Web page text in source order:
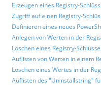
Erzeugen eines Registry-
Zugriff auf einen Registry-
Definieren eines neues
Anlegen von Werten in der
Löschen eines Registry-
Auflisten von Werten in einem
Löschen eines Wertes in der
Auflisten des "Uninstallstring"